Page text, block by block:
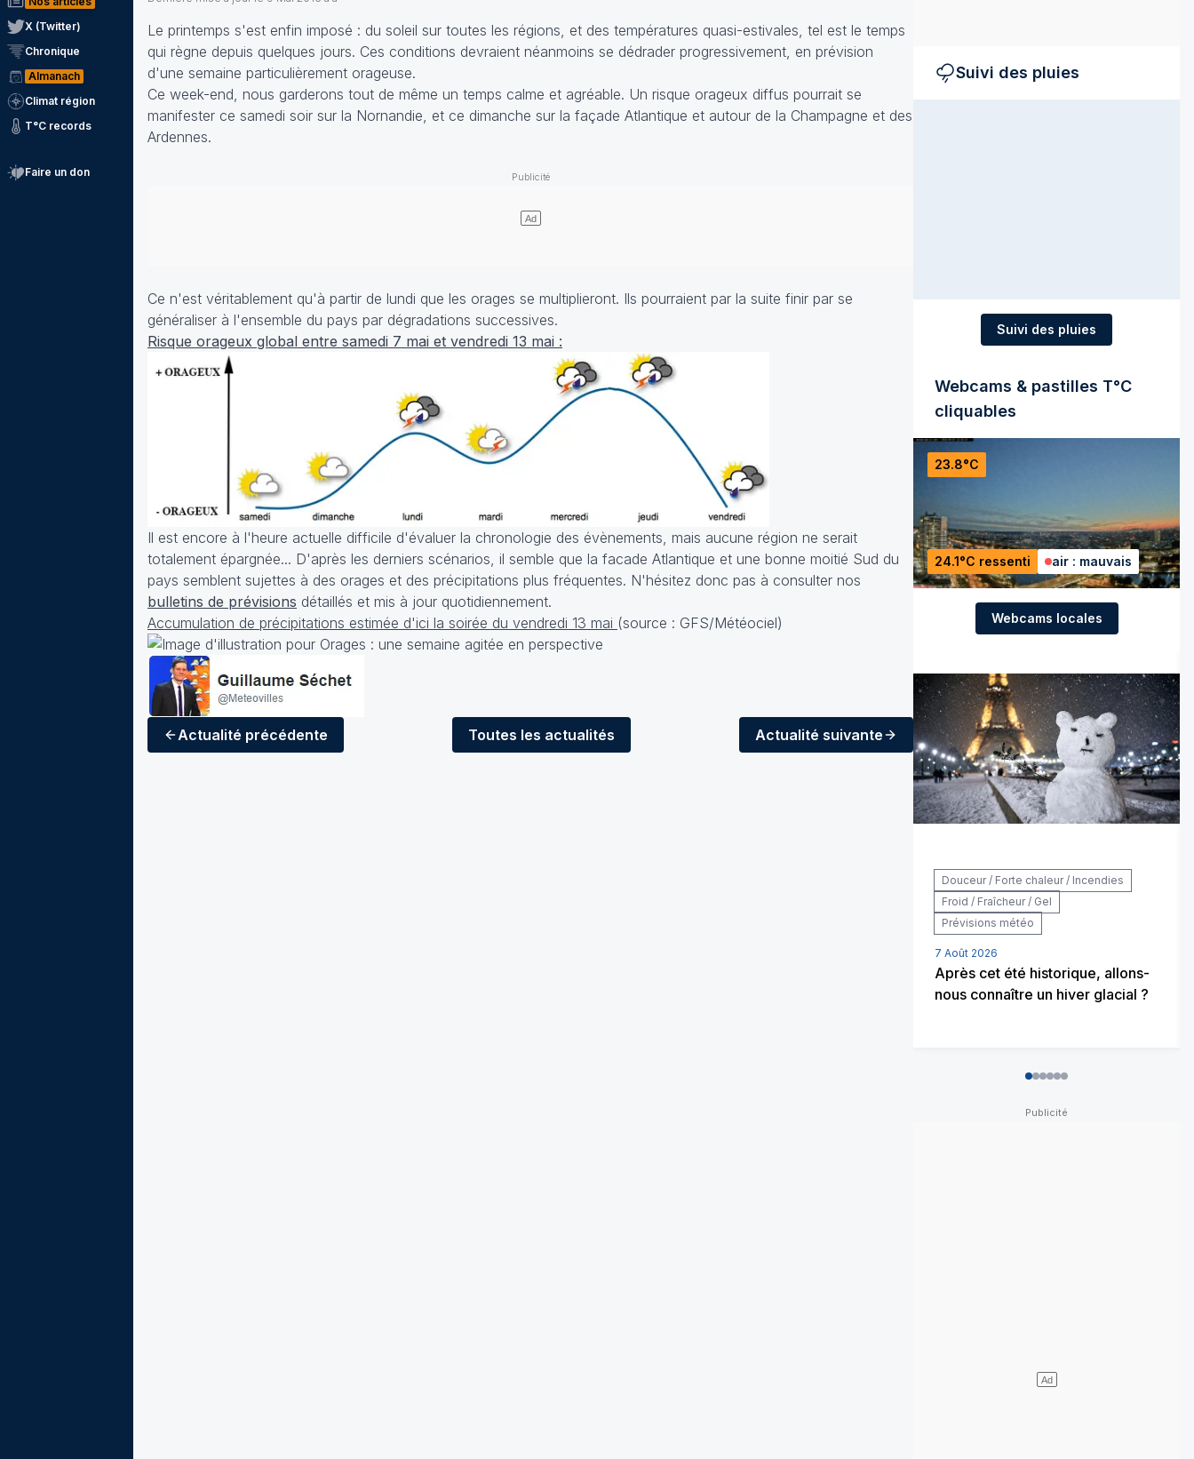
X (Twitter)
Chronique
Almanach
Climat région
T°C records
Faire un don
Le printemps s'est enfin imposé : du soleil sur toutes les régions, et des températures quasi-estivales, tel est le temps
qui règne depuis quelques jours. Ces conditions devraient néanmoins se dédrader progressivement, en prévision
d'une semaine particulièrement orageuse.
Ce week-end, nous garderons tout de même un temps calme et agréable. Un risque orageux diffus pourrait se
manifester ce samedi soir sur la Nornandie, et ce dimanche sur la façade Atlantique et autour de la Champagne et des
Ardennes.
Ce n'est véritablement qu'à partir de lundi que les orages se multiplieront. Ils pourraient par la suite finir par se
généraliser à l'ensemble du pays par dégradations successives.
Risque orageux global entre samedi 7 mai et vendredi 13 mai :
Il est encore à l'heure actuelle difficile d'évaluer la chronologie des évènements, mais aucune région ne serait
totalement épargnée... D'après les derniers scénarios, il semble que la facade Atlantique et une bonne moitié Sud du
pays semblent sujettes à des orages et des précipitations plus fréquentes. N'hésitez donc pas à consulter nos
bulletins de prévisions détaillés et mis à jour quotidiennement.
Accumulation de précipitations estimée d'ici la soirée du vendredi 13 mai (source : GFS/Météociel)
Actualité précédente Toutes les actualités Actualité suivante
Suivi des pluies
Suivi des pluies
Webcams & pastilles T°C
cliquables
23.8°C
24.1°C ressenti air : mauvais
Webcams locales
Douceur / Forte chaleur / Incendies
Froid / Fraîcheur / Gel
Prévisions météo
7 Août 2026
Après cet été historique, allons-
nous connaître un hiver glacial ?
012345